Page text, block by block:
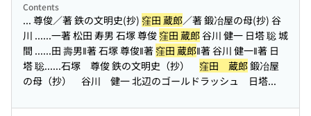
Contents
... 尊俊／著 鉄の文明史(抄) 窪田 蔵郎／著 鍛冶屋の母(抄) 谷
川 ......一著 松田 寿男 石塚 尊俊窪田 蔵郎谷川 健一 日塔 聡 城
間 ......田 壽男‖著 石塚 尊俊‖著窪田 蔵郎‖著 谷川 健一‖著 日
塔 聡......石塚 尊俊 鉄の文明史（抄） 窪田 蔵郎鍛冶屋
の母（抄） 谷川 健一 北辺のゴールドラッシュ 日塔...